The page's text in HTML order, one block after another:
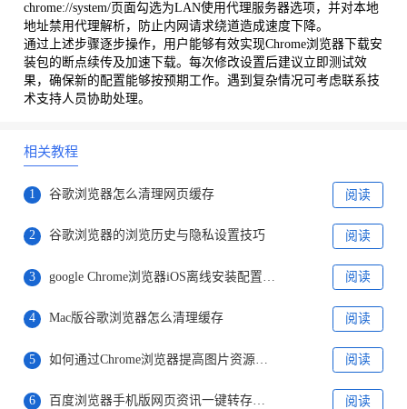
chrome://system/页面勾选为LAN使用代理服务器选项，并对本地
地址禁用代理解析，防止内网请求绕道造成速度下降。
通过上述步骤逐步操作，用户能够有效实现Chrome浏览器下载安
装包的断点续传及加速下载。每次修改设置后建议立即测试效
果，确保新的配置能够按预期工作。遇到复杂情况可考虑联系技
术支持人员协助处理。
相关教程
1 谷歌浏览器怎么清理网页缓存 阅读
2 谷歌浏览器的浏览历史与隐私设置技巧 阅读
3 阅读
4 Mac版谷歌浏览器怎么清理缓存 阅读
5 如何通过Chrome浏览器提高图片资源的加载效率 阅读
6 百度浏览器手机版网页资讯一键转存到系统笔记协同交互 阅读